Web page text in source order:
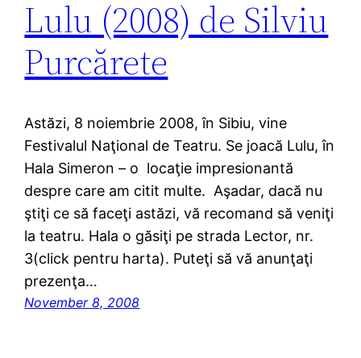
Lulu (2008) de Silviu
Purcărete
Astăzi, 8 noiembrie 2008, în Sibiu, vine
Festivalul Naţional de Teatru. Se joacă Lulu, în
Hala Simeron – o locaţie impresionantă
despre care am citit multe. Aşadar, dacă nu
ştiţi ce să faceţi astăzi, vă recomand să veniţi
la teatru. Hala o găsiţi pe strada Lector, nr.
3(click pentru harta). Puteţi să vă anunţaţi
prezenţa…
November 8, 2008